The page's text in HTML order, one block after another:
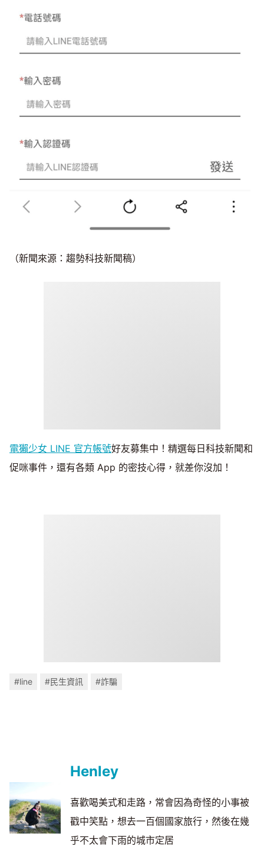
（新聞來源：趨勢科技新聞稿）
電獺少女 LINE 官方帳號好友募集中！精選每日科技新聞和
促咪事件，還有各類 App 的密技心得，就差你沒加！
#line #民生資訊 #詐騙
Henley
喜歡喝美式和走路，常會因為奇怪的小事被
戳中笑點，想去一百個國家旅行，然後在幾
乎不太會下雨的城市定居